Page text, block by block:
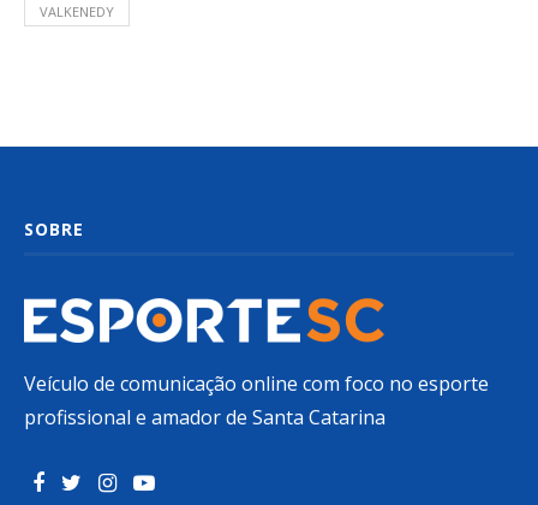
VALKENEDY
SOBRE
Veículo de comunicação online com foco no esporte
profissional e amador de Santa Catarina